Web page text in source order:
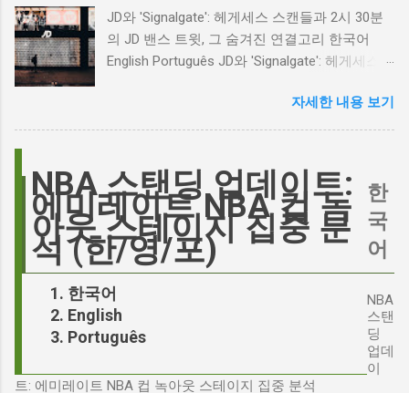
하는 동시에 우려를 표했습니다. 일부에서는 엘
로디의 이미지가 원작 속 히스클리프와는 다소
거리가 있다는 의견을 제시하며 캐스팅에 대한
한 비판에 대해 "기다려 보세요. 믿으세요. 분명
의 이미지가 원작과 부합하는지 여부를 넘어, 우
리가 '히스클리프'라는 인물에게 기대하는 바가
무엇인지, 그리고 배우가 그 기대를 어떻게 충족
시킬 수 있는지에 대한 근본적인 질문을 던집니
다. 다니엘 데이 루이스, '진정성'의 대명사 이 지
점에서 다니엘 데이 루이스의 이름이 등장하는
것은 결코 우연이 아닙니다. 그는 '메소드 연
기'의 극한을 보여주는 배우로서, 맡는 역할마다
완벽하게 몰입하여 실제 인물과 구분이 어려울
정도의 연기를 선보였습니다. <나의 왼발>에서
JD와 'Signalgate': 헤게세스 스캔들과 2시 30분
의 JD 밴스 트윗, 그 숨겨진 연결고리 한국어
English Português JD와 'Signalgate': 헤게세스
연결고리 오늘의 구글 트렌드 인기 검색어 'jd'는
단순히 두 글자의 약자가 아닙니다. 최근 미국
'Signalgate' 스캔들과 깊숙이 연결되어 있습니
다. 폭스뉴스 진행자 피트 헤게세스(Pete
Hegseth)를 중심으로 벌어진 이 스캔들은 예상
치 못한 인물, JD 밴스(JD Vance)의 이름까지 소
환하며 파장을 일으키고 있습니다. 왜 'jd'가 갑자
들이 어떻게 얽혀있는 것일까요? 최대100%세일
오늘의 특가 'Signalgate' 스캔들: 피트 헤게세스
의 그림자 먼저 'Signalgate' 스캔들의 핵심 인물
인 피트 헤게세스부터 살펴봐야 합니다. 최근 공
개된 국방부 감사 보고서에 따르면, 헤게세스는
자세한 내용 보기
NBA 스탠딩 업데이트:
에미레이트 NBA 컵 녹
아웃 스테이지 집중 분
석 (한/영/포)
한국어
English
Português
한
국
어
NBA
스탠
딩
업데
이
트: 에미레이트 NBA 컵 녹아웃 스테이지 집중 분석